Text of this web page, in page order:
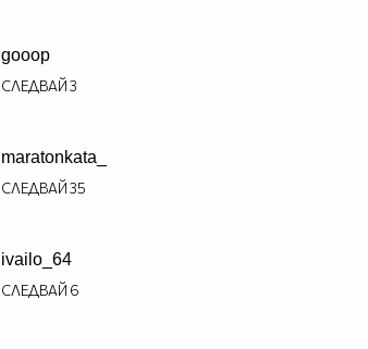
gooop
СЛЕДВАЙ3
maratonkata_
СЛЕДВАЙ35
ivailo_64
СЛЕДВАЙ 6